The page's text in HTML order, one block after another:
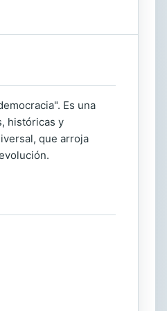
Es una
históricas y
que arroja